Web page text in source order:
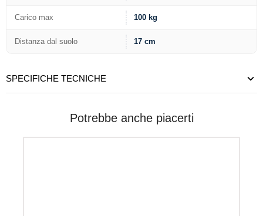
Carico max 100 kg
Distanza dal suolo 17 cm
SPECIFICHE TECNICHE
Potrebbe anche piacerti